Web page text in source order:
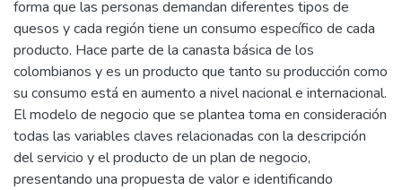
forma que las personas demandan diferentes tipos de
quesos y cada región tiene un consumo específico de cada
producto. Hace parte de la canasta básica de los
colombianos y es un producto que tanto su producción como
su consumo está en aumento a nivel nacional e internacional.
El modelo de negocio que se plantea toma en consideración
todas las variables claves relacionadas con la descripción
del servicio y el producto de un plan de negocio,
presentando una propuesta de valor e identificando